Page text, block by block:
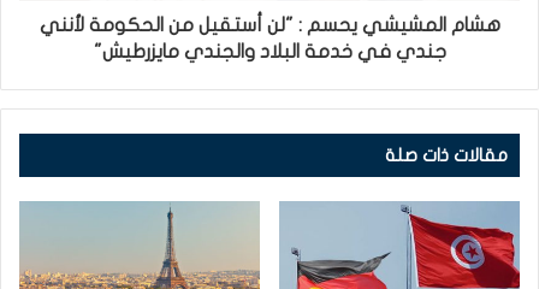
هشام المشيشي يحسم : "لن أستقيل من الحكومة لأنني
جندي في خدمة البلاد والجندي مايزرطيش"
مقالات ذات صلة